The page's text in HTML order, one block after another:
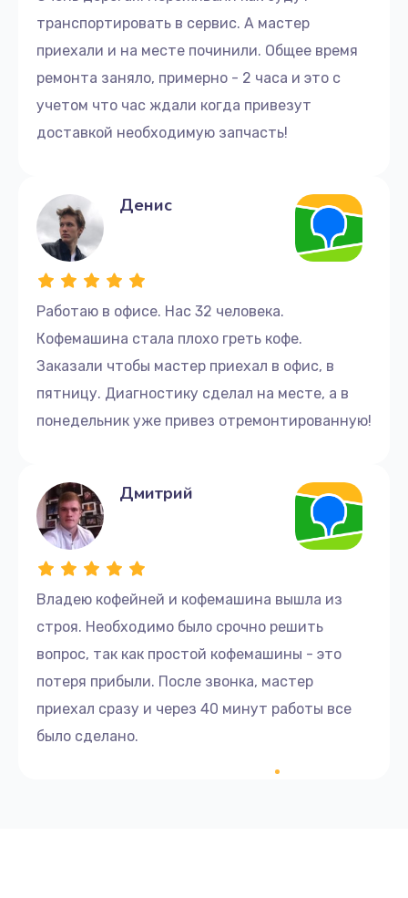
Заказать
Комплексная чистка
785 руб.
Заказать
Ремонт жерновов кофемолки
Ремонт кофемолки
1145 руб.
Заказать
транспортировать в сервис. А мастер
приехали и на месте починили. Общее время
ремонта заняло, примерно - 2 часа и это с
учетом что час ждали когда привезут
доставкой необходимую запчасть!
Работаю в офисе. Нас 32 человека.
Кофемашина стала плохо греть кофе.
Заказали чтобы мастер приехал в офис, в
пятницу. Диагностику сделал на месте, а в
понедельник уже привез отремонтированную!
Денис
Владею кофейней и кофемашина вышла из
строя. Необходимо было срочно решить
вопрос, так как простой кофемашины - это
потеря прибыли. После звонка, мастер
приехал сразу и через 40 минут работы все
было сделано.
Дмитрий